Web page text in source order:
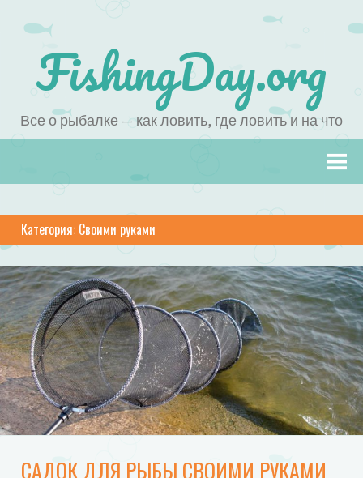
FishingDay.org
Все о рыбалке — как ловить, где ловить и на что
Категория: Своими руками
САДОК ДЛЯ РЫБЫ СВОИМИ РУКАМИ